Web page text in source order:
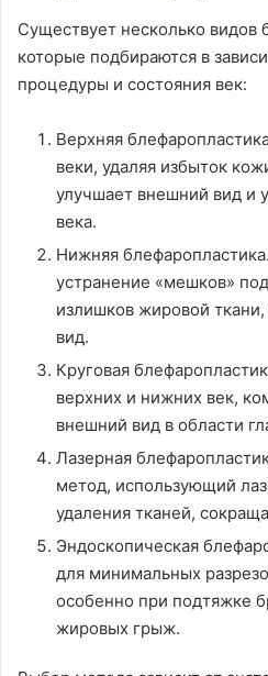
Существует несколько видов
которые подбираются в
процедуры и состояния век:
Верхняя
веки, удаляя избыток
улучшает внешний вид и
века.
Нижняя
устранение «мешков»
излишков жировой
вид.
Круговая
верхних и нижних век,
внешний вид в области
Лазерная
метод, использующий
удаления тканей,
Эндоскопическая
для минимальных
особенно при подтяжке
жировых грыж.